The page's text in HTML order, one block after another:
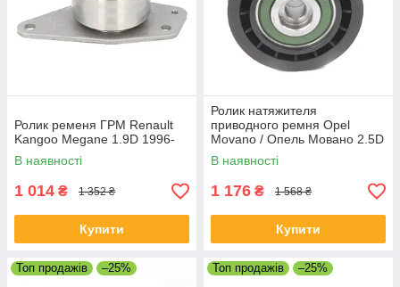
Ролик ременя ГРМ Renault
Kangoo Megane 1.9D 1996-
В наявності
1 014 ₴ 1 352 ₴
Купити
Ролик натяжителя
приводного ремня Opel
Movano / Опель Мовано 2.5D
/ 2.8TDI 1999
В наявності
1 176 ₴ 1 568 ₴
Купити
Топ продажів –25% Топ продажів –25%